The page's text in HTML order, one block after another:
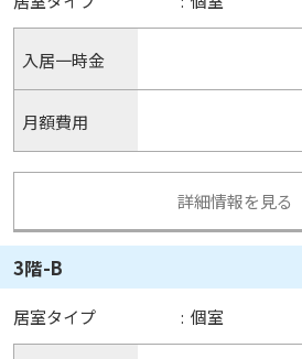
入居一時金
月額費用
詳細情報を見る
3階-B
居室タイプ : 個室